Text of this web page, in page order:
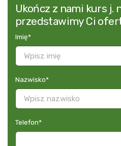
Ukończ z nami kurs j.
przedstawimy Ci
Imię*
Nazwisko*
Telefon*